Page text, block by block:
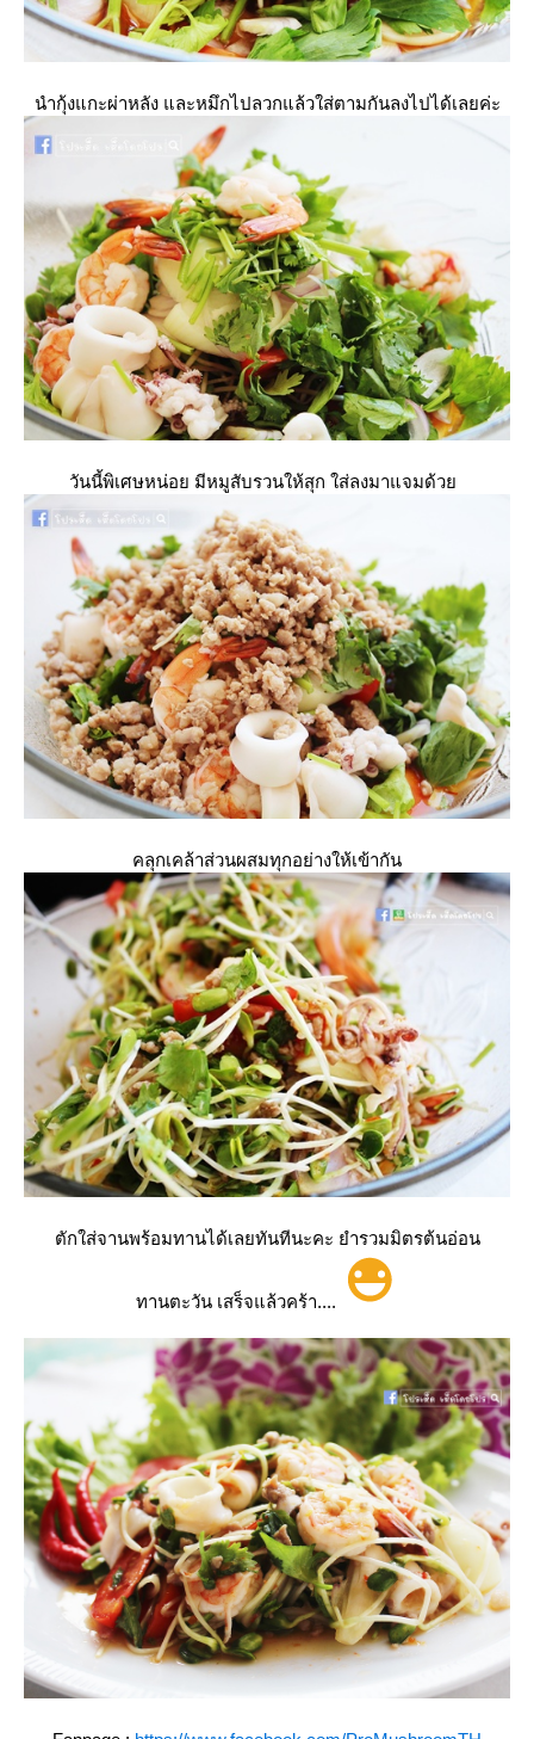
นำกุ้งแกะผ่าหลัง และหมึกไปลวกแล้วใส่ตามกันลงไปได้เลยค่ะ
วันนี้พิเศษหน่อย มีหมูสับรวนให้สุก ใส่ลงมาแจมด้ว
คลุกเคล้าส่วนผสมทุกอย่างให้เข้ากัน
ตักใส่จานพร้อมทานได้เลยทันทีนะคะ ยำรวมมิตรต้นอ่อน
ทานตะวัน เสร็จแล้วคร้า....